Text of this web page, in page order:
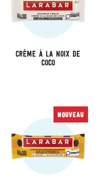
Crème À La Noix De
Coco
NOUVEAU